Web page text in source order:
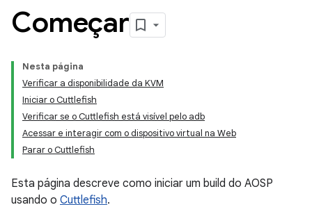
Começar
Nesta página
Verificar a disponibilidade da KVM
Iniciar o Cuttlefish
Verificar se o Cuttlefish está visível pelo adb
Acessar e interagir com o dispositivo virtual na Web
Parar o Cuttlefish
Esta página descreve como iniciar um build do AOSP
usando o Cuttlefish.